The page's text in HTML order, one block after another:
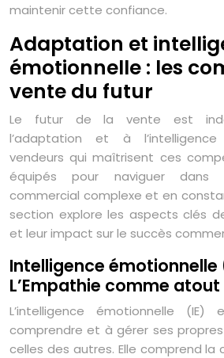
maintenir cette confiance.
Adaptation et
émotionnelle : les
vente du futur
Le futur de la vente est
l’adaptation et à l’intelligence
vendeurs qui maîtrisent ces
équipés pour naviguer dans
commercial complexe et en
section explore les aspects clés
et leur impact sur le succès
Intelligence émotionnelle
L’Empathie comme
L’intelligence émotionnelle
comprendre et à gérer ses
celles des autres. Elle comprend la